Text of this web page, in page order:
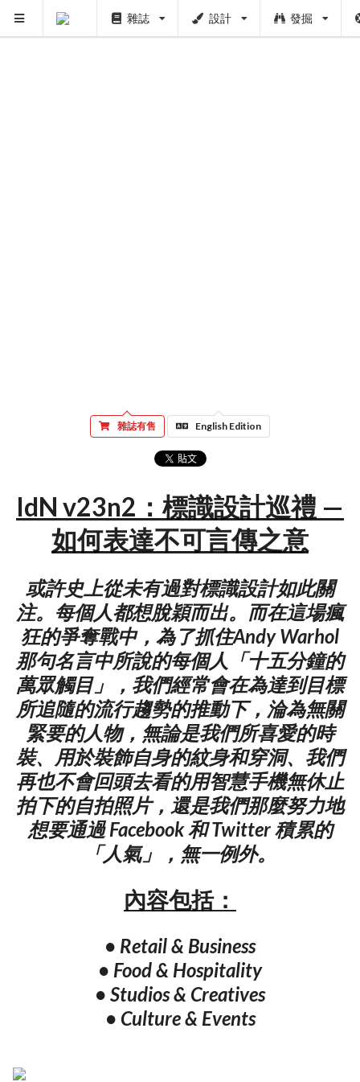
雜誌 設計 發掘
雜誌有售 English Edition
IdN v23n2：標識設計巡禮 —
如何表達不可言傳之意
或許史上從未有過對標識設計如此關
注。每個人都想脫穎而出。而在這場瘋
狂的爭奪戰中，為了抓住Andy Warhol
那句名言中所說的每個人「十五分鐘的
萬眾觸目」，我們經常會在為達到目標
所追隨的流行趨勢的推動下，淪為無關
緊要的人物，無論是我們所喜愛的時
裝、用於裝飾自身的紋身和穿洞、我們
再也不會回頭去看的用智慧手機無休止
拍下的自拍照片，還是我們那麼努力地
想要通過 Facebook 和 Twitter 積累的
「人氣」，無一例外。
內容包括：
• Retail & Business
• Food & Hospitality
• Studios & Creatives
• Culture & Events